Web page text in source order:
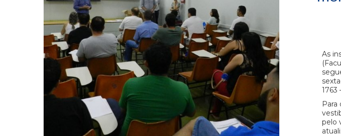
As
1763
Para
pelo